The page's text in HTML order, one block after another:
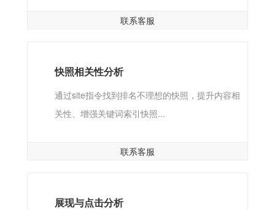
联系客服
快照相关性分析
通过site指令找到排名不理想的快照，提升内容相
关性、增强关键词索引快照...
联系客服
展现与点击分析